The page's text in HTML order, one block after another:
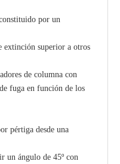
por un
extinción superior a otros
de columna con
fuga en función de los
pértiga desde una
un ángulo de 45º con